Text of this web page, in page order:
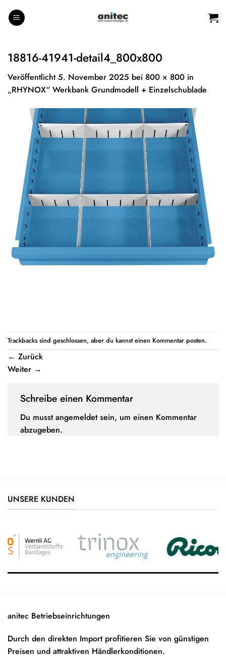
Inhalt
18816-41941-detail4_800x800
Veröffentlicht5. November 2025 bei 800 × 800 in
„RHYNOX“ Werkbank Grundmodell + Einzelschublade
Trackbacks sind geschlossen, aber du kannst einen Kommentar posten.
← Zurück
Weiter →
Schreibe einen Kommentar
Du musstangemeldetsein, um einen Kommentar
abzugeben.
UNSERE KUNDEN
anitec Betriebseinrichtungen
Durch den direkten Import profitieren Sie von günstigen
Preisen und attraktiven Händlerkonditionen.